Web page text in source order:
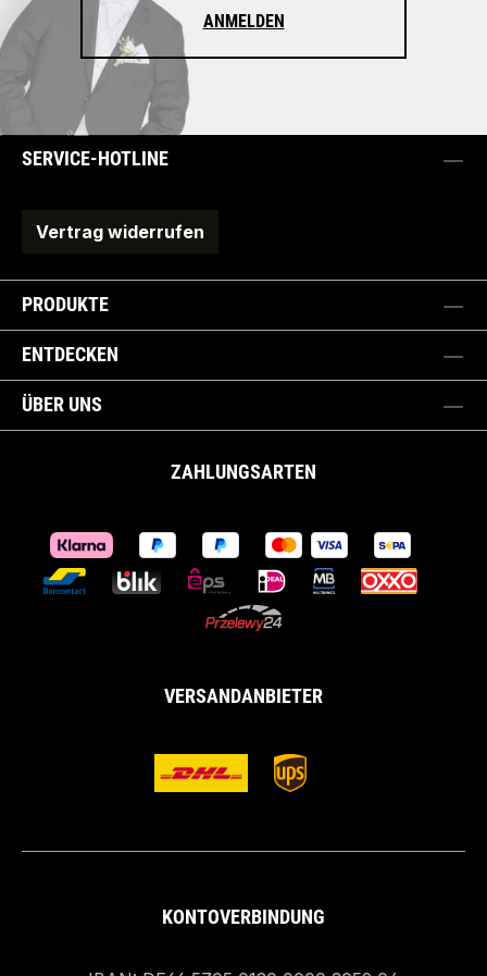
ANMELDEN
SERVICE-HOTLINE
Vertrag widerrufen
PRODUKTE
ENTDECKEN
ÜBER UNS
ZAHLUNGSARTEN
VERSANDANBIETER
KONTOVERBINDUNG